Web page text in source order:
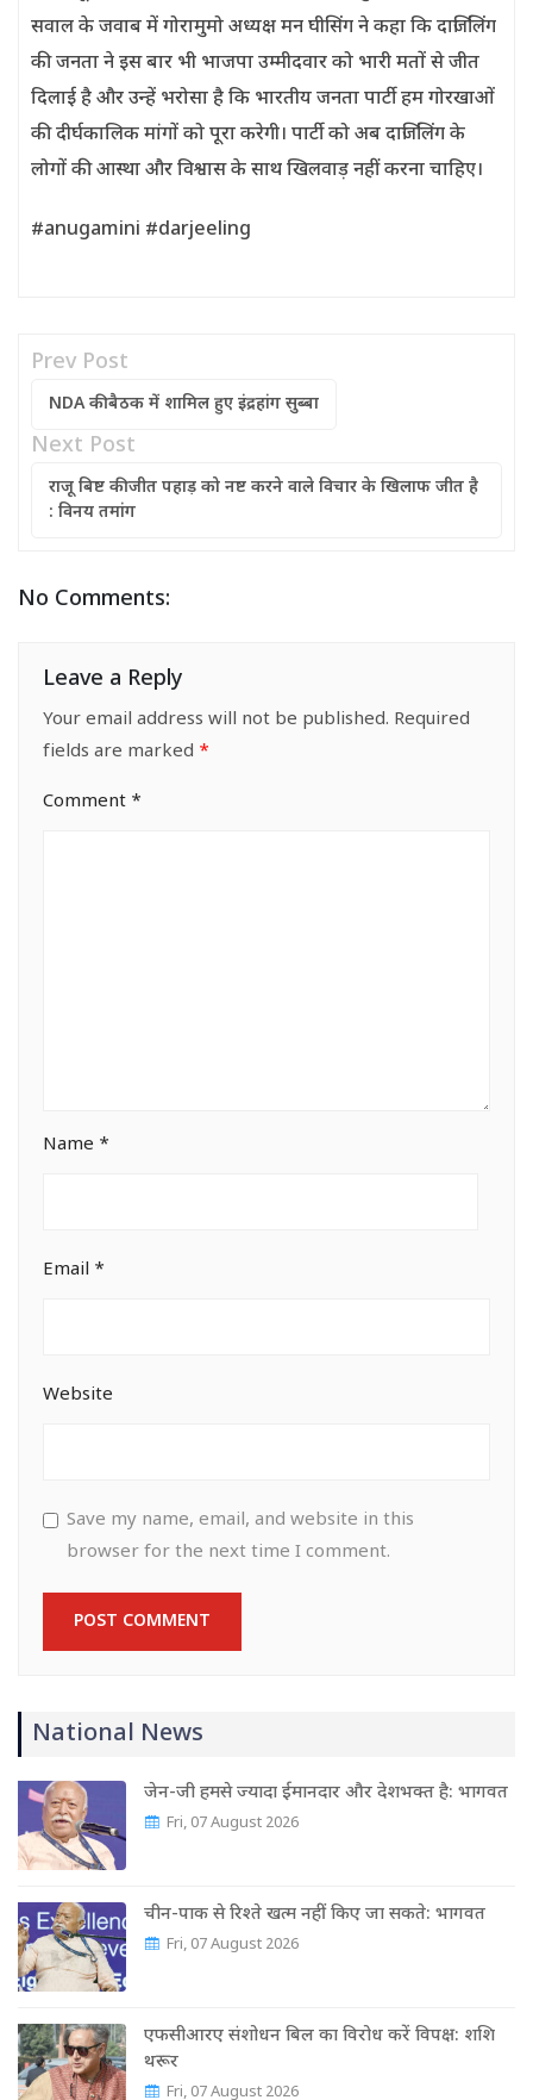
सवाल के जवाब में गोरामुमो अध्यक्ष मन घीसिंग ने कहा कि दार्जिलिंग
की जनता ने इस बार भी भाजपा उम्‍मीदवार को भारी मतों से जीत
दिलाई है और उन्हें भरोसा है कि भारतीय जनता पार्टी हम गोरखाओं
की दीर्घकालिक मांगों को पूरा करेगी। पार्टी को अब दार्जिलिंग के
लोगों की आस्था और विश्वास के साथ खिलवाड़ नहीं करना चाहिए।
#anugamini #darjeeling
Prev Post
NDA की बैठक में शामिल हुए इंद्रहांग सुब्‍बा
Next Post
राजू बिष्ट की जीत पहाड़ को नष्ट करने वाले विचार के खिलाफ जीत है
: विनय तमांग
No Comments:
Leave a Reply
Your email address will not be published. Required
fields are marked *
Comment *
Name *
Email *
Website
Save my name, email, and website in this
browser for the next time I comment.
National News
जेन-जी हमसे ज्यादा ईमानदार और देशभक्त है: भागवत
Fri, 07 August 2026
चीन-पाक से रिश्ते खत्म नहीं किए जा सकते: भागवत
Fri, 07 August 2026
एफसीआरए संशोधन बिल का विरोध करें विपक्ष: शशि
थरूर
Fri, 07 August 2026